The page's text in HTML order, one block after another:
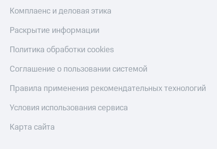
Комплаенс и деловая этика
Раскрытие информации
Политика обработки cookies
Соглашение о пользовании системой
Правила применения рекомендательных технологий
Условия использования сервиса
Карта сайта